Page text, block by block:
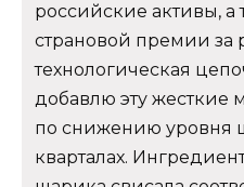
российские активы,
страновой премии за
технологическая
добавлю эту жесткие
по снижению уровня
кварталах.